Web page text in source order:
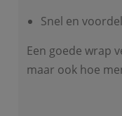
Snel en
Een goede wrap
maar ook hoe